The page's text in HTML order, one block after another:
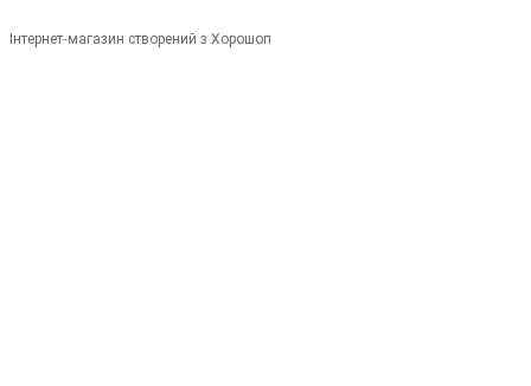
Інтернет-магазин створений з Хорошоп